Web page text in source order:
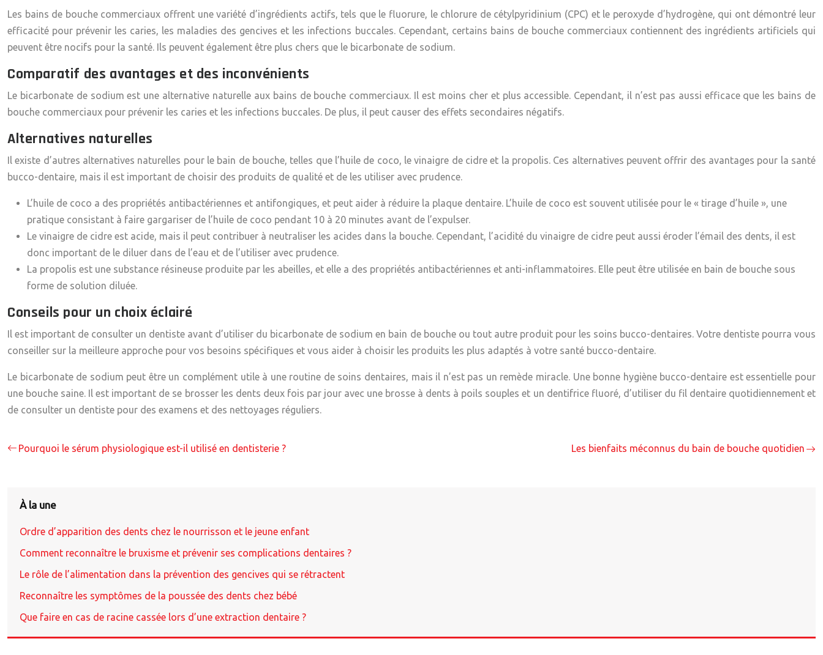
Les bains de bouche commerciaux offrent une variété d’ingrédients actifs, tels que le fluorure, le chlorure de cétylpyridinium (CPC) et le peroxyde d’hydrogène, qui ont démontré leur
efficacité pour prévenir les caries, les maladies des gencives et les infections buccales. Cependant, certains bains de bouche commerciaux contiennent des ingrédients artificiels qui
peuvent être nocifs pour la santé. Ils peuvent également être plus chers que le bicarbonate de sodium.
Comparatif des avantages et des inconvénients
Le bicarbonate de sodium est une alternative naturelle aux bains de bouche commerciaux. Il est moins cher et plus accessible. Cependant, il n’est pas aussi efficace que les bains de
bouche commerciaux pour prévenir les caries et les infections buccales. De plus, il peut causer des effets secondaires négatifs.
Alternatives naturelles
Il existe d’autres alternatives naturelles pour le bain de bouche, telles que l’huile de coco, le vinaigre de cidre et la propolis. Ces alternatives peuvent offrir des avantages pour la santé
bucco-dentaire, mais il est important de choisir des produits de qualité et de les utiliser avec prudence.
L’huile de coco a des propriétés antibactériennes et antifongiques, et peut aider à réduire la plaque dentaire. L’huile de coco est souvent utilisée pour le « tirage d’huile », une
pratique consistant à faire gargariser de l’huile de coco pendant 10 à 20 minutes avant de l’expulser.
Le vinaigre de cidre est acide, mais il peut contribuer à neutraliser les acides dans la bouche. Cependant, l’acidité du vinaigre de cidre peut aussi éroder l’émail des dents, il est
donc important de le diluer dans de l’eau et de l’utiliser avec prudence.
La propolis est une substance résineuse produite par les abeilles, et elle a des propriétés antibactériennes et anti-inflammatoires. Elle peut être utilisée en bain de bouche sous
forme de solution diluée.
Conseils pour un choix éclairé
Il est important de consulter un dentiste avant d’utiliser du bicarbonate de sodium en bain de bouche ou tout autre produit pour les soins bucco-dentaires. Votre dentiste pourra vous
conseiller sur la meilleure approche pour vos besoins spécifiques et vous aider à choisir les produits les plus adaptés à votre santé bucco-dentaire.
Le bicarbonate de sodium peut être un complément utile à une routine de soins dentaires, mais il n’est pas un remède miracle. Une bonne hygiène bucco-dentaire est essentielle pour
une bouche saine. Il est important de se brosser les dents deux fois par jour avec une brosse à dents à poils souples et un dentifrice fluoré, d’utiliser du fil dentaire quotidiennement et
de consulter un dentiste pour des examens et des nettoyages réguliers.
Pourquoi le sérum physiologique est-il utilisé en dentisterie ? Les bienfaits méconnus du bain de bouche quotidien
À la une
Ordre d’apparition des dents chez le nourrisson et le jeune enfant
Comment reconnaître le bruxisme et prévenir ses complications dentaires ?
Le rôle de l’alimentation dans la prévention des gencives qui se rétractent
Reconnaître les symptômes de la poussée des dents chez bébé
Que faire en cas de racine cassée lors d’une extraction dentaire ?